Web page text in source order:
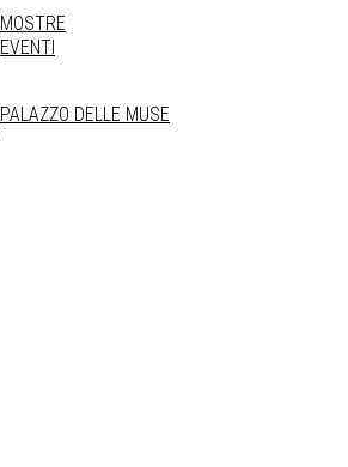
MOSTRE
EVENTI
PALAZZO DELLE MUSE